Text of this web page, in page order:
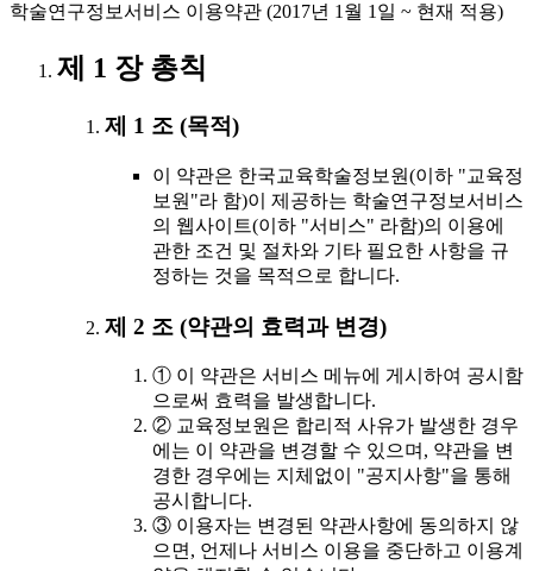
학술연구정보서비스 이용약관 (2017년 1월 1일 ~ 현재 적용)
제 1 장 총칙
제 1 조 (목적)
이 약관은 한국교육학술정보원(이하 "교육정
보원"라 함)이 제공하는 학술연구정보서비스
의 웹사이트(이하 "서비스" 라함)의 이용에
관한 조건 및 절차와 기타 필요한 사항을 규
정하는 것을 목적으로 합니다.
제 2 조 (약관의 효력과 변경)
① 이 약관은 서비스 메뉴에 게시하여 공시함
으로써 효력을 발생합니다.
② 교육정보원은 합리적 사유가 발생한 경우
에는 이 약관을 변경할 수 있으며, 약관을 변
경한 경우에는 지체없이 "공지사항"을 통해
공시합니다.
③ 이용자는 변경된 약관사항에 동의하지 않
으면, 언제나 서비스 이용을 중단하고 이용계